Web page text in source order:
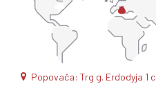
Popovača: Trg g. Erdodyja 1 c